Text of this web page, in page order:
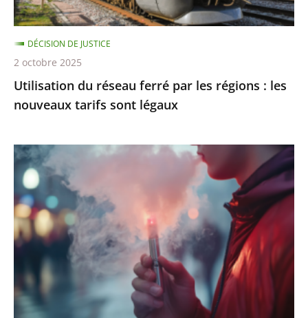
les
nouveaux
tarifs
sont
légaux
Utilisation du réseau ferré par les régions : les
nouveaux tarifs sont légaux
DÉCISION DE JUSTICE
2 octobre 2025
Interdiction
de
vente
des
produits
du
tabac
et
du